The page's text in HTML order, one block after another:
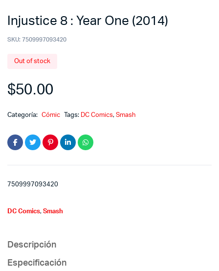
Injustice 8 : Year One (2014)
SKU: 7509997093420
Out of stock
$50.00
Categoría: Cómic Tags: DC Comics,Smash
7509997093420
DC Comics, Smash
Descripción
Especificación